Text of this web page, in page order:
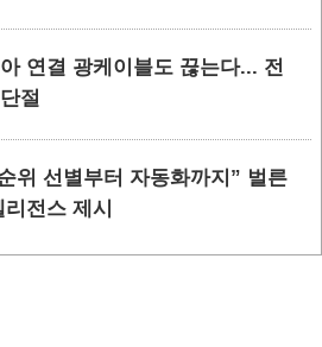
연결 광케이블도 끊는다... 전
절
위 선별부터 자동화까지” 벌른
전스 제시